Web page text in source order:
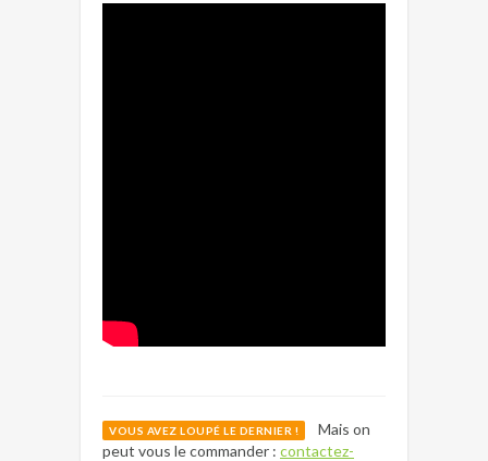
VOUS AVEZ LOUPÉ LE DERNIER !
Mais on
peut vous le commander : contactez-